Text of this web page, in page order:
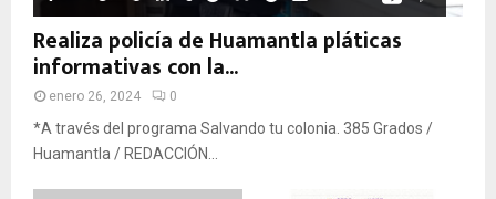
Realiza policía de Huamantla pláticas
informativas con la...
enero 26, 2024 0
*A través del programa Salvando tu colonia. 385 Grados /
Huamantla / REDACCIÓN...